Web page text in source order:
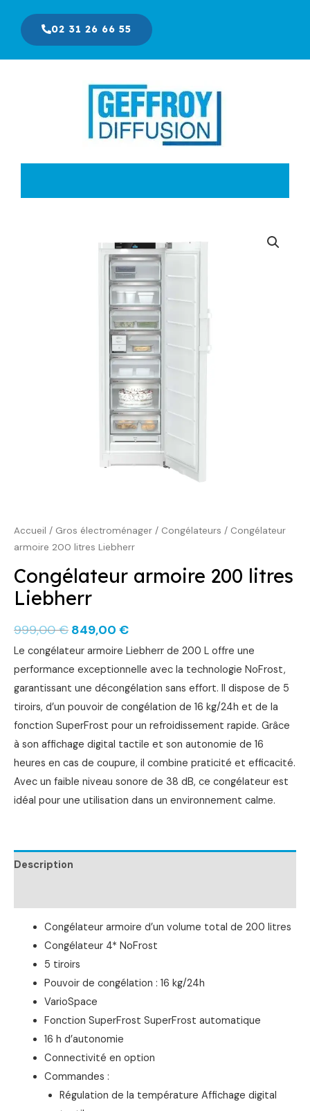
contenu
02 31 26 66 55
Accueil / Gros électroménager / Congélateurs / Congélateur
armoire 200 litres Liebherr
Congélateur armoire 200 litres
Liebherr
999,00€
999,00 €.
849,00 €
prix
actuel
est :
849,00 €.
Le congélateur armoire Liebherr de 200 L offre une
performance exceptionnelle avec la technologie NoFrost,
garantissant une décongélation sans effort. Il dispose de 5
tiroirs, d’un pouvoir de congélation de 16 kg/24h et de la
fonction SuperFrost pour un refroidissement rapide. Grâce
à son affichage digital tactile et son autonomie de 16
heures en cas de coupure, il combine praticité et efficacité.
Avec un faible niveau sonore de 38 dB, ce congélateur est
idéal pour une utilisation dans un environnement calme.
Description
Congélateur armoire d’un volume total de 200 litres
Congélateur 4* NoFrost
5 tiroirs
Pouvoir de congélation : 16 kg/24h
VarioSpace
Fonction SuperFrost SuperFrost automatique
16 h d’autonomie
Connectivité en option
Commandes :
Régulation de la température Affichage digital